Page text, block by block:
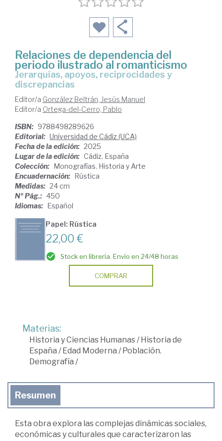
Relaciones de dependencia del
periodo ilustrado al romanticismo
Jerarquías, apoyos, reciprocidades y
discrepancias
Editor/a González Beltrán, Jesús Manuel
Editor/a Ortega-del-Cerro, Pablo
ISBN: 9788498289626
Editorial: Universidad de Cádiz (UCA)
Fecha de la edición: 2025
Lugar de la edición: Cádiz. España
Colección: Monografías. Historia y Arte
Encuadernación: Rústica
Medidas: 24 cm
Nº Pág.: 450
Idiomas: Español
Papel: Rústica
22,00 €
Stock en librería. Envío en 24/48 horas
COMPRAR
Materias:
Historia y Ciencias Humanas/ Historia de
España / Edad Moderna / Población.
Demografía /
Resumen
Esta obra explora las complejas dinámicas sociales,
económicas y culturales que caracterizaron las